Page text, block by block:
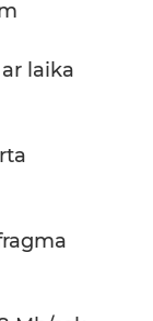
laika